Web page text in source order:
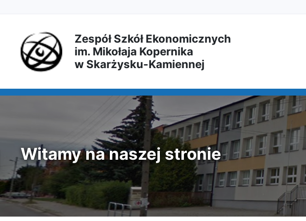
do
treści
do
menu
do
wyszukiwarki
do
mapy
Zespół Szkół Ekonomicznych
im. Mikołaja Kopernika
w Skarżysku-Kamiennej
Witamy na naszej stronie